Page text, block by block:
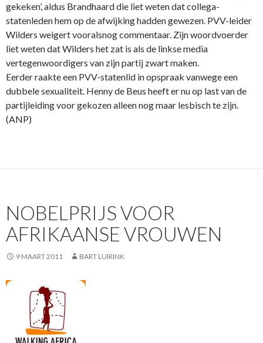
gekeken’, aldus Brandhaard die liet weten dat collega-
statenleden hem op de afwijking hadden gewezen. PVV-leider
Wilders weigert vooralsnog commentaar. Zijn woordvoerder
liet weten dat Wilders het zat is als de linkse media
vertegenwoordigers van zijn partij zwart maken.
Eerder raakte een PVV-statenlid in opspraak vanwege een
dubbele sexualiteit. Henny de Beus heeft er nu op last van de
partijleiding voor gekozen alleen nog maar lesbisch te zijn.
(ANP)
NOBELPRIJS VOOR
AFRIKAANSE VROUWEN
9 MAART 2011 BART LUIRINK